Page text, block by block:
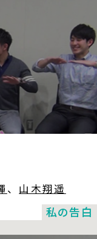
、 山木翔遥
私の告白